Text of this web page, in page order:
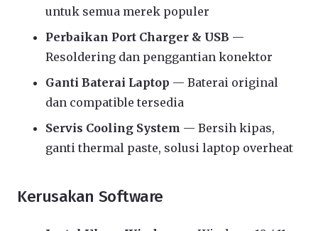
untuk semua merek populer
Perbaikan Port Charger & USB —
Resoldering dan penggantian konektor
Ganti Baterai Laptop — Baterai original
dan compatible tersedia
Servis Cooling System — Bersih kipas,
ganti thermal paste, solusi laptop overheat
Kerusakan Software